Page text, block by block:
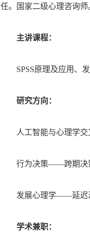
任。国家二级心理咨询
主讲课程：
SPSS原理及应用、
研究方向：
人工智能与心理学交
行为决策——跨期决
发展心理学——延迟
学术兼职：